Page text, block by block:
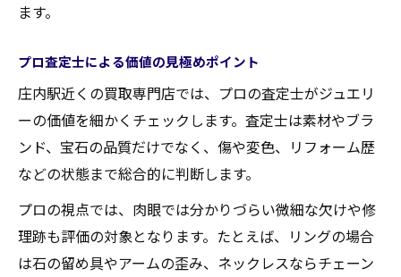
ます。
プロ査定士による価値の見極めポイント
庄内駅近くの買取専門店では、プロの査定士がジュエリ
ーの価値を細かくチェックします。査定士は素材やブラ
ンド、宝石の品質だけでなく、傷や変色、リフォーム歴
などの状態まで総合的に判断します。
プロの視点では、肉眼では分かりづらい微細な欠けや修
理跡も評価の対象となります。たとえば、リングの場合
は石の留め具やアームの歪み、ネックレスならチェーン